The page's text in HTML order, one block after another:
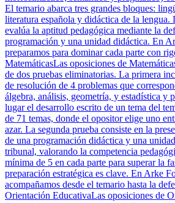
El temario abarca tres grandes bloques:
literatura española y didáctica de la lengua.
evalúa la aptitud pedagógica mediante la
programación y una unidad didáctica. En
preparamos para dominar cada parte con
MatemáticasLas oposiciones de
de dos pruebas eliminatorias. La primera
de resolución de 4 problemas que
álgebra, análisis, geometría, y estadística y
lugar el desarrollo escrito de un tema del
de 71 temas, donde el opositor elige uno
azar. La segunda prueba consiste en la
de una programación didáctica y una
tribunal, valorando la competencia
mínima de 5 en cada parte para superar la
preparación estratégica es clave. En Arke
acompañamos desde el temario hasta la
Orientación EducativaLas oposiciones de